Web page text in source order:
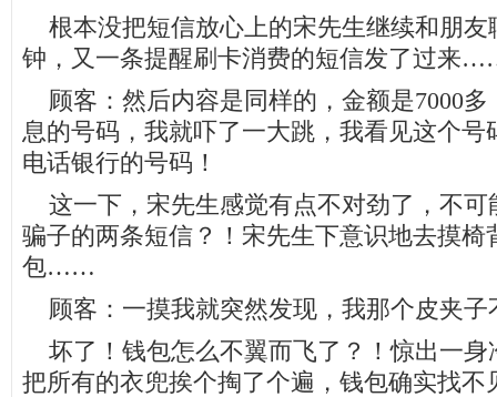
根本没把短信放心上的宋先生继续和朋友
钟，又一条提醒刷卡消费的短信发了过来
顾客：然后内容是同样的，金额是7000多
息的号码，我就吓了一大跳，我看见这个号
电话银行的号码！
这一下，宋先生感觉有点不对劲了，不可
骗子的两条短信？！宋先生下意识地去摸椅
包……
顾客：一摸我就突然发现，我那个皮夹子
坏了！钱包怎么不翼而飞了？！惊出一身
把所有的衣兜挨个掏了个遍，钱包确实找不